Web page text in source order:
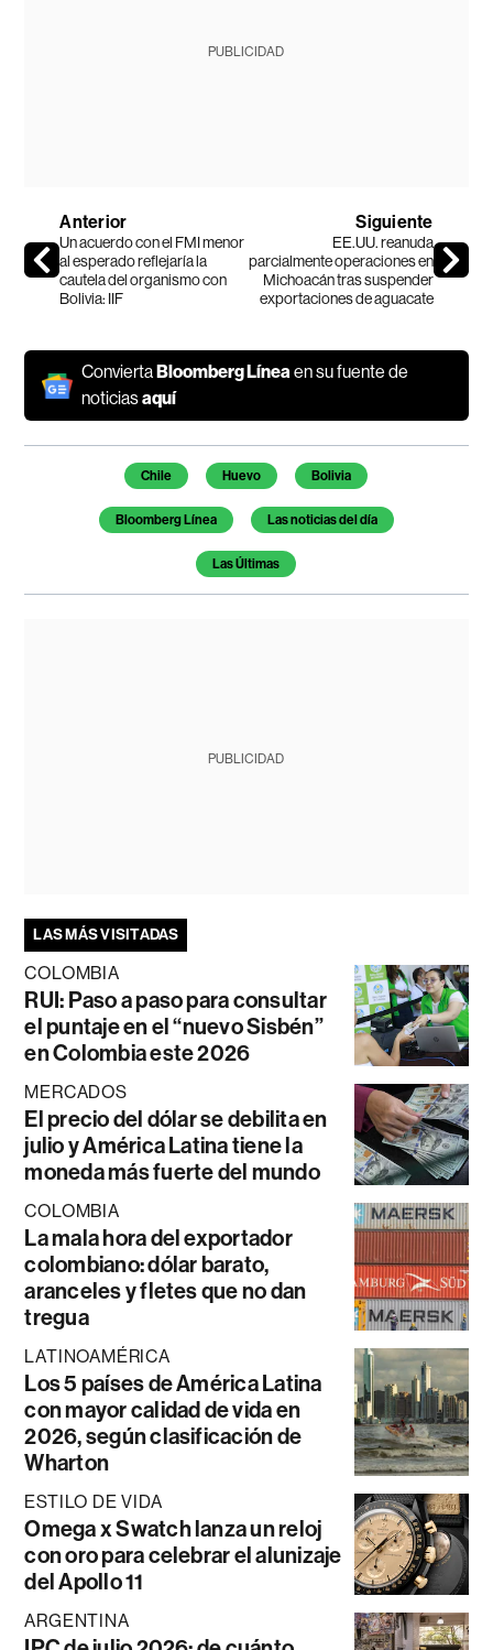
PUBLICIDAD
Anterior
Un acuerdo con el FMI menor
al esperado reflejaría la
cautela del organismo con
Bolivia: IIF
Siguiente
EE.UU. reanuda
parcialmente operaciones en
Michoacán tras suspender
exportaciones de aguacate
Convierta Bloomberg Líneaen su fuente de
noticiasaquí
Temas de este artículo
Chile Huevo Bolivia
Bloomberg Línea Las noticias del día
Las Últimas
PUBLICIDAD
LAS MÁS VISITADAS
COLOMBIA
RUI: Paso a paso para consultar
el puntaje en el “nuevo Sisbén”
en Colombia este 2026
MERCADOS
El precio del dólar se debilita en
julio y América Latina tiene la
moneda más fuerte del mundo
COLOMBIA
La mala hora del exportador
colombiano: dólar barato,
aranceles y fletes que no dan
tregua
LATINOAMÉRICA
Los 5 países de América Latina
con mayor calidad de vida en
2026, según clasificación de
Wharton
ESTILO DE VIDA
Omega x Swatch lanza un reloj
con oro para celebrar el alunizaje
del Apollo 11
ARGENTINA